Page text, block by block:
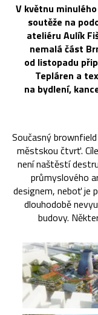
V květnu
soutěže na
ateliéru Aulík
nemalá část
od listopadu
Tepláren a
na bydlení,
Současný
městskou čtvrť.
není naštěstí
průmyslového
designem, neboť je
dlouhodobě
budovy.